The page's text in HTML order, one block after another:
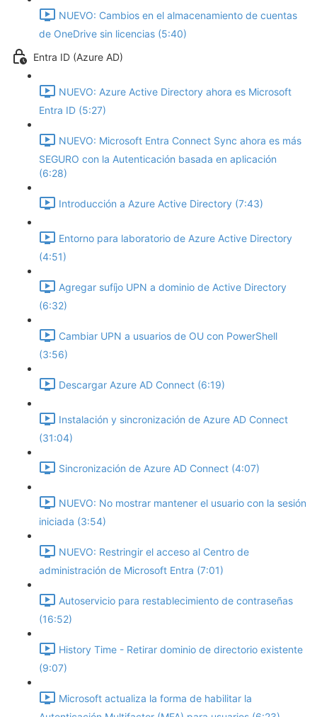
NUEVO: Cambios en el almacenamiento de cuentas
de OneDrive sin licencias (5:40)
Entra ID (Azure AD)
NUEVO: Azure Active Directory ahora es Microsoft
Entra ID (5:27)
NUEVO: Microsoft Entra Connect Sync ahora es más
SEGURO con la Autenticación basada en aplicación
(6:28)
Introducción a Azure Active Directory (7:43)
Entorno para laboratorio de Azure Active Directory
(4:51)
Agregar sufíjo UPN a dominio de Active Directory
(6:32)
Cambiar UPN a usuarios de OU con PowerShell
(3:56)
Descargar Azure AD Connect (6:19)
Instalación y sincronización de Azure AD Connect
(31:04)
Sincronización de Azure AD Connect (4:07)
NUEVO: No mostrar mantener el usuario con la sesión
iniciada (3:54)
NUEVO: Restringir el acceso al Centro de
administración de Microsoft Entra (7:01)
Autoservicio para restablecimiento de contraseñas
(16:52)
History Time - Retirar dominio de directorio existente
(9:07)
Microsoft actualiza la forma de habilitar la